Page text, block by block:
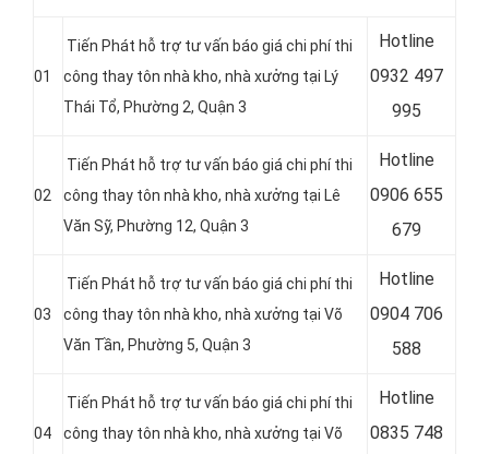
01
Tiến Phát hỗ trợ tư vấn báo giá chi phí thi
công thay tôn nhà kho, nhà xưởng tại Lý
Thái Tổ, Phường 2, Quận 3
Hotline
0932 497
995
02
Tiến Phát hỗ trợ tư vấn báo giá chi phí thi
công thay tôn nhà kho, nhà xưởng tại Lê
Văn Sỹ, Phường 12, Quận 3
Hotline
0906 655
679
03
Tiến Phát hỗ trợ tư vấn báo giá chi phí thi
công thay tôn nhà kho, nhà xưởng tại Võ
Văn Tần, Phường 5, Quận 3
Hotline
0904 706
588
04
Tiến Phát hỗ trợ tư vấn báo giá chi phí thi
công thay tôn nhà kho, nhà xưởng tại Võ
Hotline
0835 748